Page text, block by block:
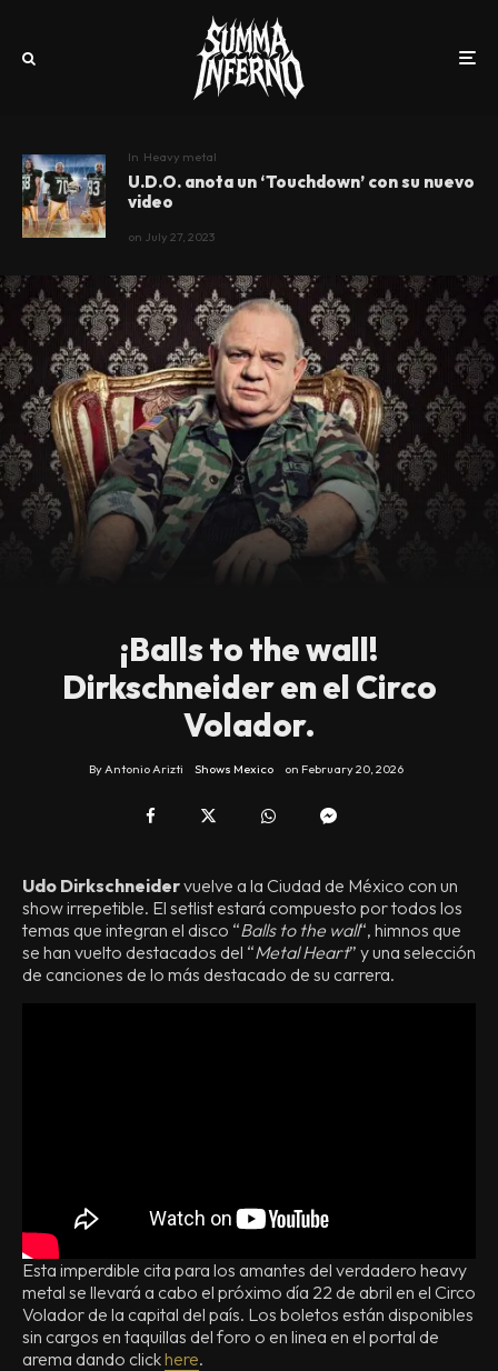
In Heavy metal
U.D.O. anota un ‘Touchdown’ con su nuevo
video
on July 27, 2023
¡Balls to the wall!
Dirkschneider en el Circo
Volador.
ByAntonio Arizti Shows Mexico on February 20, 2026
Udo Dirkschneidervuelve a la Ciudad de México con un
show irrepetible. El setlist estará compuesto por todos los
temas que integran el disco “Balls to the wall“, himnos que
se han vuelto destacados del “Metal Heart” y una selección
de canciones de lo más destacado de su carrera.
Esta imperdible cita para los amantes del verdadero heavy
metal se llevará a cabo el próximo día 22 de abril en el Circo
Volador de la capital del país. Los boletos están disponibles
sin cargos en taquillas del foro o en linea en el portal de
arema dando clickhere.